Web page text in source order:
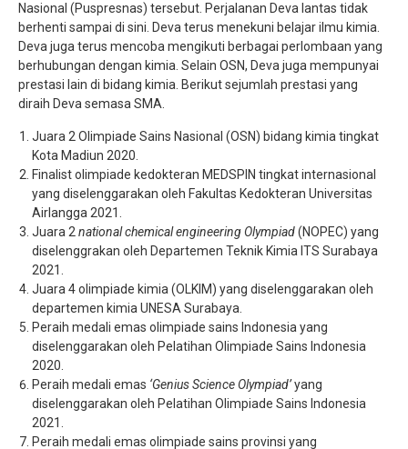
Nasional (Puspresnas) tersebut. Perjalanan Deva lantas tidak
berhenti sampai di sini. Deva terus menekuni belajar ilmu kimia.
Deva juga terus mencoba mengikuti berbagai perlombaan yang
berhubungan dengan kimia. Selain OSN, Deva juga mempunyai
prestasi lain di bidang kimia. Berikut sejumlah prestasi yang
diraih Deva semasa SMA.
Juara 2 Olimpiade Sains Nasional (OSN) bidang kimia tingkat
Kota Madiun 2020.
Finalist olimpiade kedokteran MEDSPIN tingkat internasional
yang diselenggarakan oleh Fakultas Kedokteran Universitas
Airlangga 2021.
Juara 2nationalchemical engineering Olympiad(NOPEC) yang
diselenggrakan oleh Departemen Teknik Kimia ITS Surabaya
2021.
Juara 4 olimpiade kimia (OLKIM) yang diselenggarakan oleh
departemen kimia UNESA Surabaya.
Peraih medali emas olimpiade sains Indonesia yang
diselenggarakan oleh Pelatihan Olimpiade Sains Indonesia
2020.
Peraih medali emas ‘Genius Science Olympiad’yang
diselenggarakan oleh Pelatihan Olimpiade Sains Indonesia
2021.
Peraih medali emas olimpiade sains provinsi yang